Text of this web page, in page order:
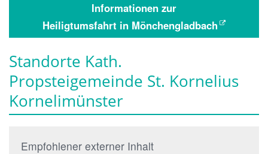
Informationen zur
Heiligtumsfahrt in Mönchengladbach
Standorte Kath.
Propsteigemeinde St. Kornelius
Kornelimünster
Empfohlener externer Inhalt